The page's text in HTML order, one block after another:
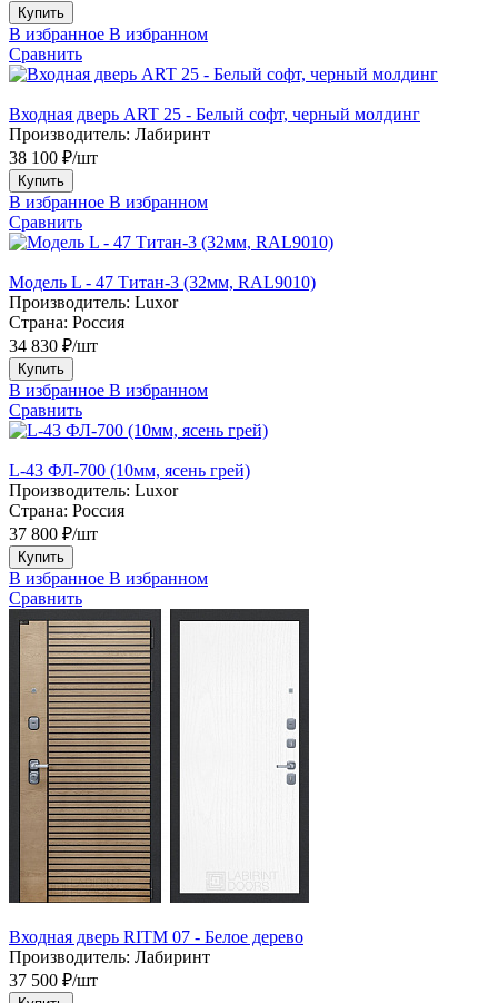
Купить
В избранное В избранном
Сравнить
Входная дверь ART 25 - Белый софт, черный молдинг
Производитель: Лабиринт
38 100 ₽/шт
Купить
В избранное В избранном
Сравнить
Модель L - 47 Титан-3 (32мм, RAL9010)
Производитель: Luxor
Страна: Россия
34 830 ₽/шт
Купить
В избранное В избранном
Сравнить
L-43 ФЛ-700 (10мм, ясень грей)
Производитель: Luxor
Страна: Россия
37 800 ₽/шт
Купить
В избранное В избранном
Сравнить
Входная дверь RITM 07 - Белое дерево
Производитель: Лабиринт
37 500 ₽/шт